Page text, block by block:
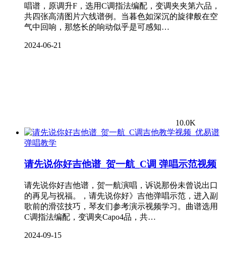
唱谱，原调升F，选用C调指法编配，变调夹夹第六品，
共四张高清图片六线谱例。当暮色如深沉的旋律般在空
气中回响，那悠长的响动似乎是可感知…
2024-06-21
10.0K
弹唱教学
请先说你好吉他谱_贺一航_C调 弹唱示范视频
请先说你好吉他谱，贺一航演唱，诉说那份未曾说出口
的再见与祝福。，请先说你好》吉他弹唱示范，进入副
歌前的滑弦技巧，琴友们参考演示视频学习。曲谱选用
C调指法编配，变调夹Capo4品，共…
2024-09-15